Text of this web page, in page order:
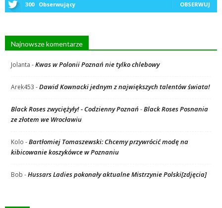
300 Obserwujący OBSERWUJ
Najnowsze komentarze
Jolanta -Kwas w Polonii Poznań nie tylko chlebowy
Arek453 -Dawid Kownacki jednym z największych talentów świata!
Black Roses zwyciężyły! - Codzienny Poznań -Black Roses Posnania
ze złotem we Wrocławiu
Kolo -Bartłomiej Tomaszewski: Chcemy przywrócić modę na
kibicowanie koszykówce w Poznaniu
Bob -Hussars Ladies pokonały aktualne Mistrzynie Polski[zdjęcia]